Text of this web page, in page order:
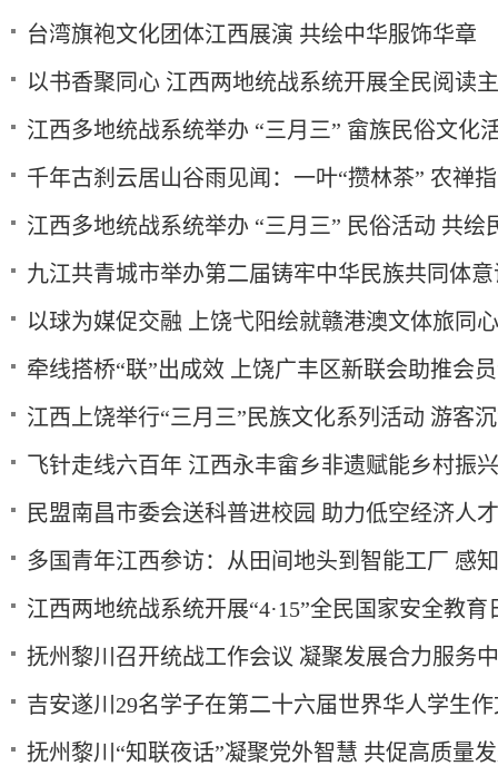
台湾旗袍文化团体江西展演 共绘中华服饰华章
以书香聚同心 江西两地统战系统开展全民阅读
江西多地统战系统举办 “三月三” 畲族民俗文化
千年古刹云居山谷雨见闻：一叶“攒林茶” 农禅
江西多地统战系统举办 “三月三” 民俗活动 共绘
九江共青城市举办第二届铸牢中华民族共同体
以球为媒促交融 上饶弋阳绘就赣港澳文体旅同
牵线搭桥“联”出成效 上饶广丰区新联会助推会
江西上饶举行“三月三”民族文化系列活动 游客
飞针走线六百年 江西永丰畲乡非遗赋能乡村振兴
民盟南昌市委会送科普进校园 助力低空经济人
多国青年江西参访：从田间地头到智能工厂 感
江西两地统战系统开展“4·15”全民国家安全教
抚州黎川召开统战工作会议 凝聚发展合力服务
吉安遂川29名学子在第二十六届世界华人学生
抚州黎川“知联夜话”凝聚党外智慧 共促高质量